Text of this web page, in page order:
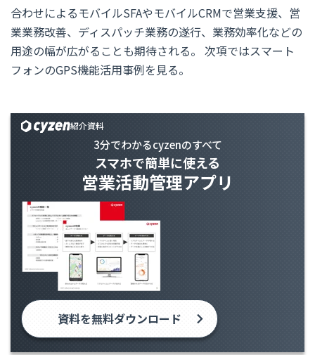
合わせによるモバイルSFAやモバイルCRMで営業支援、営
業業務改善、ディスパッチ業務の遂行、業務効率化などの
用途の幅が広がることも期待される。 次項ではスマート
フォンのGPS機能活用事例を見る。
紹介資料
3分でわかるcyzenのすべて
スマホで簡単に使える
営業活動管理アプリ
資料を無料ダウンロード